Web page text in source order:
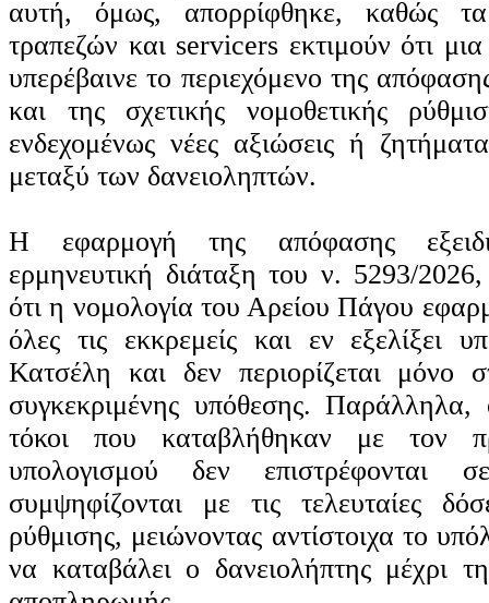
αυτή, όμως, απορρίφθηκε, καθώς τα
τραπεζών και servicers εκτιμούν ότι
υπερέβαινε το περιεχόμενο της
και της σχετικής νομοθετικής
ενδεχομένως νέες αξιώσεις ή
μεταξύ των δανειοληπτών.
Η εφαρμογή της απόφασης
ερμηνευτική διάταξη του ν. 5293/
ότι η νομολογία του Αρείου Πάγου
όλες τις εκκρεμείς και εν εξελίξει
Κατσέλη και δεν περιορίζεται μόνο
συγκεκριμένης υπόθεσης. Παράλληλα,
τόκοι που καταβλήθηκαν με τον
υπολογισμού δεν επιστρέφονται
συμψηφίζονται με τις τελευταίες
ρύθμισης, μειώνοντας αντίστοιχα το
να καταβάλει ο δανειολήπτης μέχρι